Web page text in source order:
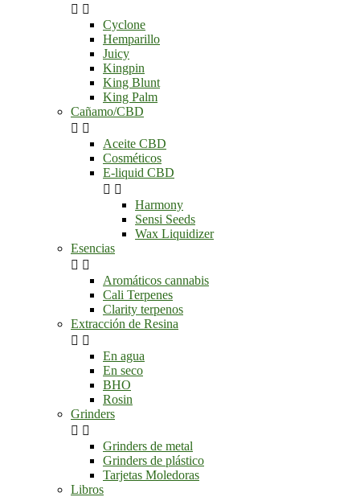
 
Cyclone
Hemparillo
Juicy
Kingpin
King Blunt
King Palm
Cañamo/CBD
 
Aceite CBD
Cosméticos
E-liquid CBD
 
Harmony
Sensi Seeds
Wax Liquidizer
Esencias
 
Aromáticos cannabis
Cali Terpenes
Clarity terpenos
Extracción de Resina
 
En agua
En seco
BHO
Rosin
Grinders
 
Grinders de metal
Grinders de plástico
Tarjetas Moledoras
Libros